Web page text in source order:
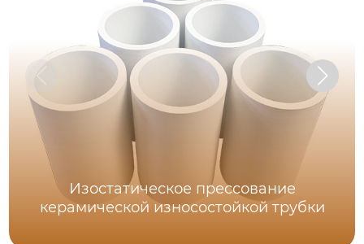
Изостатическое прессование
керамической износостойкой трубки